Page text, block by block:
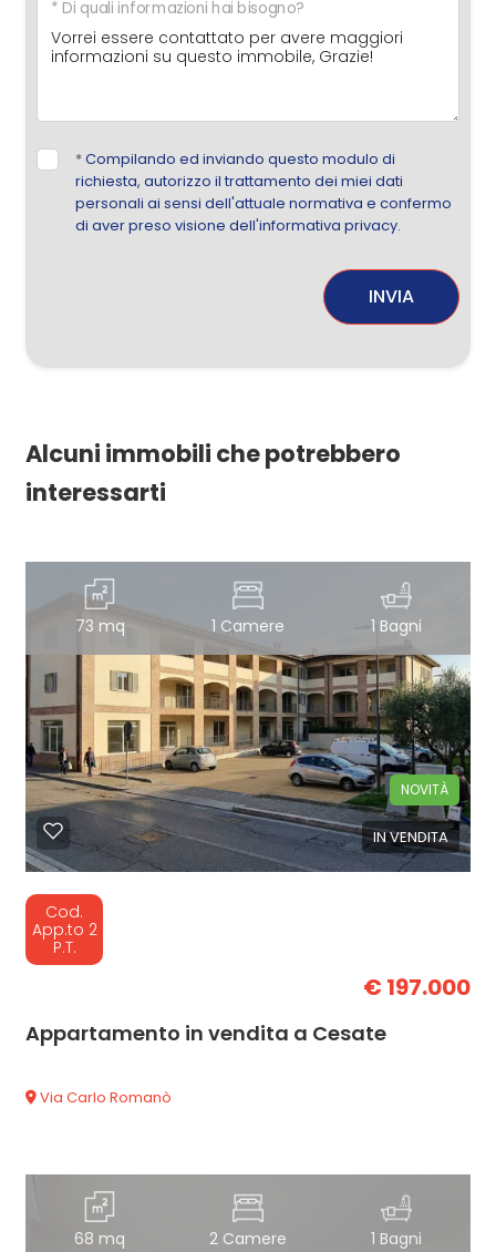
* Di quali informazioni hai bisogno?
*Compilando ed inviando questo modulo di
richiesta, autorizzo il trattamento dei miei dati
personali ai sensi dell'attuale normativa e confermo
di aver preso visione dell'informativa privacy.
INVIA
Alcuni immobili che potrebbero
interessarti
73 mq 1 Camere 1 Bagni
IN VENDITA
NOVITÀ
Cod.
App.to 2
P.T.
€ 197.000
Appartamento in vendita a Cesate
Via Carlo Romanò
68 mq 2 Camere 1 Bagni